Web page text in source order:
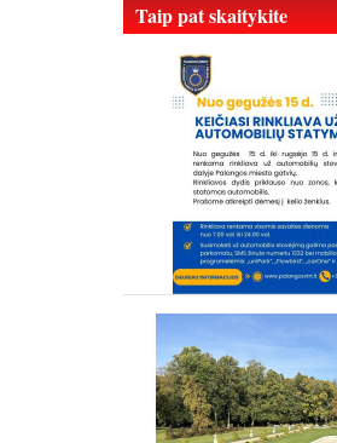
Taip pat skaitykite